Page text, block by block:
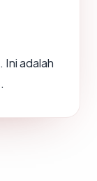
. Ini adalah